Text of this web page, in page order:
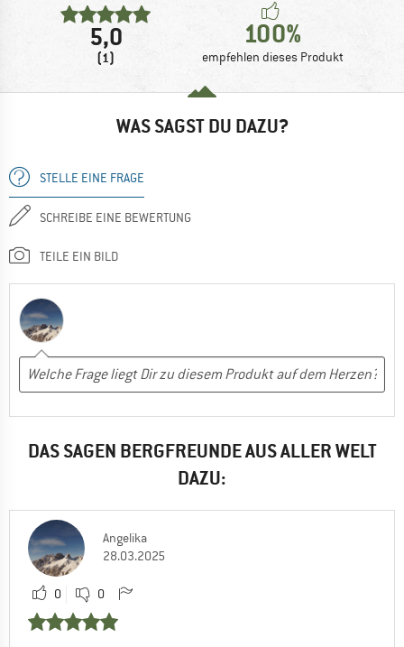
5,0
(1)
100%
empfehlen dieses Produkt
WAS SAGST DU DAZU?
STELLE EINE FRAGE
SCHREIBE EINE BEWERTUNG
TEILE EIN BILD
DAS SAGEN BERGFREUNDE AUS ALLER WELT
DAZU:
Angelika
28.03.2025
0 0